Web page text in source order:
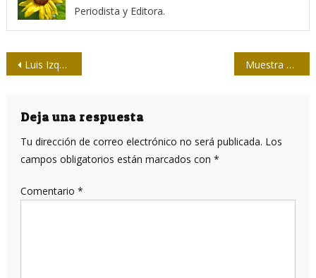
Periodista y Editora.
Navegación
entradas
Luis Izquierdo: alegría y nostalgia Muestra y coloquio internacional en la Unión de Periodistas de Cuba
Deja una respuesta
Tu dirección de correo electrónico no será publicada. Los
campos obligatorios están marcados con *
Comentario *